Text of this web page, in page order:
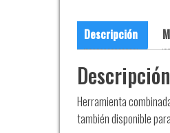
Descripción
Descripción
Herramienta
también disponible